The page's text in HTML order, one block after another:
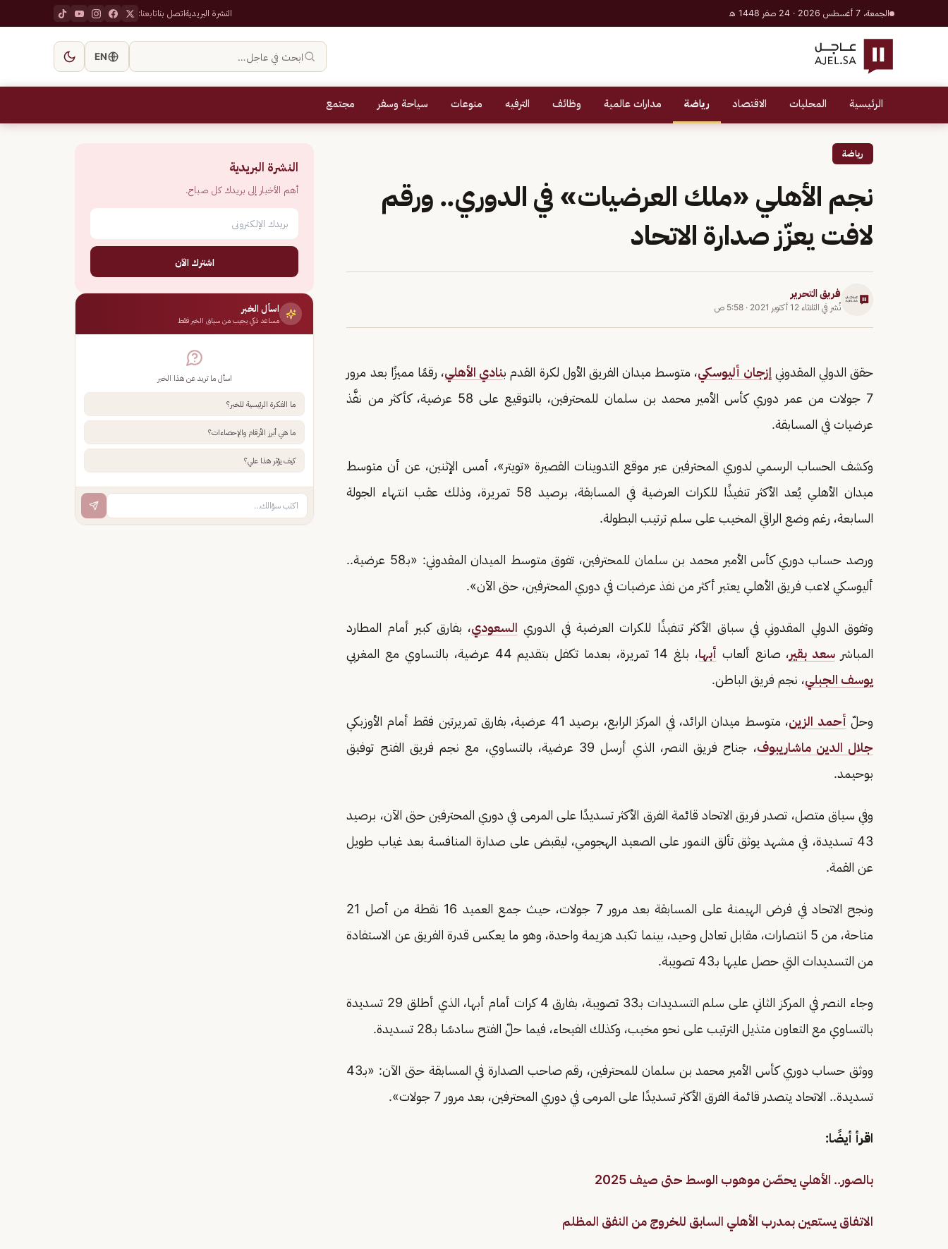
الجمعة، 7 أغسطس 2026 · 24 صفر 1448 هـ النشرة البريديةاتصل بناتابعنا:
ابحث في عاجل… EN
الرئيسية المحليات الاقتصاد رياضة مدارات عالمية وظائف الترفيه منوعات سياحة وسفر مجتمع
رياضة
نجم الأهلي «ملك العرضيات» في الدوري.. ورقم
لافت يعزّز صدارة الاتحاد
فريق التحرير
نُشر في الثلاثاء 12 أكتوبر 2021 · 5:58 ص
حقق الدولي المقدوني إزجان أليوسكي، متوسط ميدان الفريق الأول لكرة القدم بنادي الأهلي، رقمًا مميزًا بعد مرور
7 جولات من عمر دوري كأس الأمير محمد بن سلمان للمحترفين، بالتوقيع على 58 عرضية، كأكثر من نفَّذ
عرضيات في المسابقة.
وكشف الحساب الرسمي لدوري المحترفين عبر موقع التدوينات القصيرة «تويتر»، أمس الإثنين، عن أن متوسط
ميدان الأهلي يُعد الأكثر تنفيذًا للكرات العرضية في المسابقة، برصيد 58 تمريرة، وذلك عقب انتهاء الجولة
السابعة، رغم وضع الراقي المخيب على سلم ترتيب البطولة.
ورصد حساب دوري كأس الأمير محمد بن سلمان للمحترفين، تفوق متوسط الميدان المقدوني: «بـ58 عرضية..
أليوسكي لاعب فريق الأهلي يعتبر أكثر من نفذ عرضيات في دوري المحترفين، حتى الآن».
وتفوق الدولي المقدوني في سباق الأكثر تنفيذًا للكرات العرضية في الدوري السعودي، بفارق كبير أمام المطارد
المباشر سعد بقير، صانع ألعاب أبها، بلغ 14 تمريرة، بعدما تكفل بتقديم 44 عرضية، بالتساوي مع المغربي
يوسف الجبلي، نجم فريق الباطن.
وحلّ أحمد الزين، متوسط ميدان الرائد، في المركز الرابع، برصيد 41 عرضية، بفارق تمريرتين فقط أمام الأوزبكي
جلال الدين ماشاريبوف
، جناح فريق النصر، الذي أرسل 39 عرضية، بالتساوي، مع نجم فريق الفتح توفيق
بوحيمد.
وفي سياق متصل، تصدر فريق الاتحاد قائمة الفرق الأكثر تسديدًا على المرمى في دوري المحترفين حتى الآن، برصيد
43 تسديدة، في مشهد يوثق تألق النمور على الصعيد الهجومي، ليقبض على صدارة المنافسة بعد غياب طويل
عن القمة.
ونجح الاتحاد في فرض الهيمنة على المسابقة بعد مرور 7 جولات، حيث جمع العميد 16 نقطة من أصل 21
متاحة، من 5 انتصارات، مقابل تعادل وحيد، بينما تكبد هزيمة واحدة، وهو ما يعكس قدرة الفريق عن الاستفادة
من التسديدات التي حصل عليها بـ43 تصويبة.
وجاء النصر في المركز الثاني على سلم التسديدات بـ33 تصويبة، بفارق 4 كرات أمام أبها، الذي أطلق 29 تسديدة
بالتساوي مع التعاون متذيل الترتيب على نحو مخيب، وكذلك الفيحاء، فيما حلّ الفتح سادسًا بـ28 تسديدة.
ووثق حساب دوري كأس الأمير محمد بن سلمان للمحترفين، رقم صاحب الصدارة في المسابقة حتى الآن: «بـ43
تسديدة.. الاتحاد يتصدر قائمة الفرق الأكثر تسديدًا على المرمى في دوري المحترفين، بعد مرور 7 جولات».
اقرأ أيضًا:
بالصور.. الأهلي يحصّن موهوب الوسط حتى صيف 2025
الاتفاق يستعين بمدرب الأهلي السابق للخروج من النفق المظلم
النشرة البريدية
أهم الأخبار إلى بريدك كل صباح.
اشترك الآن
اسأل الخبر
مساعد ذكي يجيب من سياق الخبر فقط
اسأل ما تريد عن هذا الخبر
ما الفكرة الرئيسية للخبر؟
ما هي أبرز الأرقام والإحصاءات؟
كيف يؤثر هذا علي؟